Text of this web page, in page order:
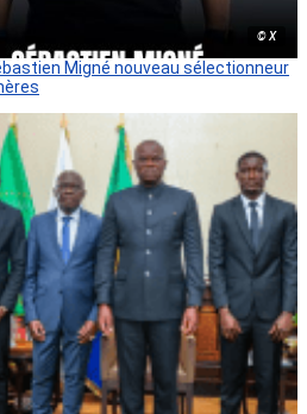
© X
Migné nouveau sélectionneur